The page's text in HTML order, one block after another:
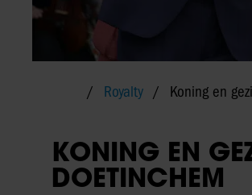
Royalty Koning en
KONING EN
DOETINCHEM